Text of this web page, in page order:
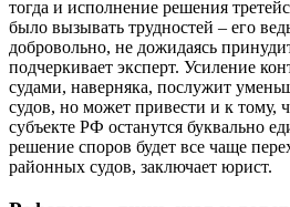
тогда и исполнение решения
было вызывать трудностей – его
добровольно, не дожидаясь
подчеркивает эксперт. Усиление
судами, наверняка, послужит
судов, но может привести и к тому,
субъекте РФ останутся буквально
решение споров будет все чаще
районных судов, заключает юрист.